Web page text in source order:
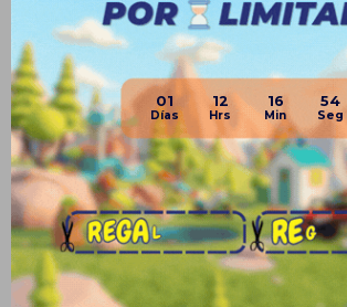
01 12 16 54
Medios de pago
Productos que te